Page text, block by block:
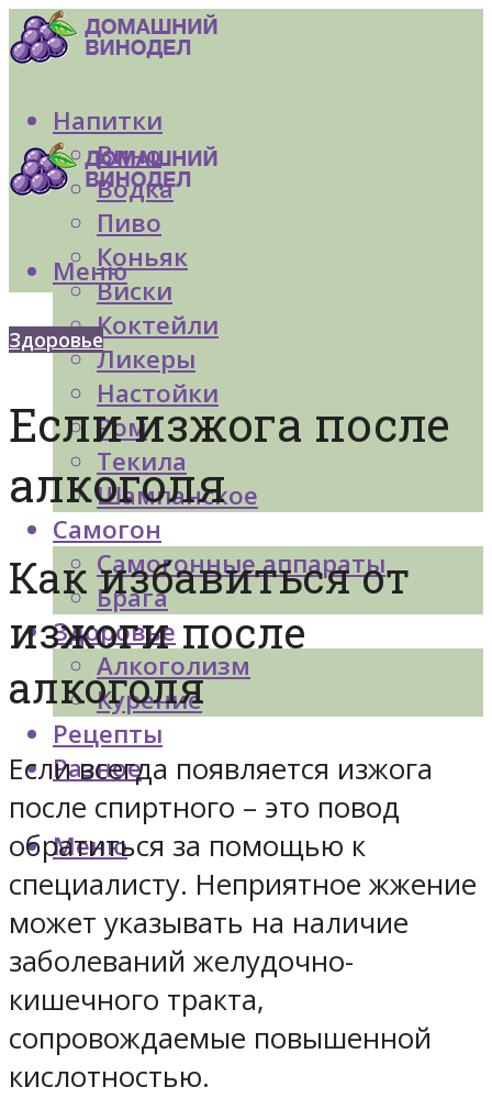
Напитки
Вино
Водка
Пиво
Коньяк
Виски
Коктейли
Ликеры
Настойки
Ром
Текила
Шампанское
Самогон
Самогонные аппараты
Брага
Здоровье
Алкоголизм
Курение
Рецепты
Разное
Меню
Меню
Здоровье
Если изжога после
алкоголя
Как избавиться от
изжоги после
алкоголя
Если всегда появляется изжога
после спиртного – это повод
обратиться за помощью к
специалисту. Неприятное жжение
может указывать на наличие
заболеваний желудочно-
кишечного тракта,
сопровождаемые повышенной
кислотностью.